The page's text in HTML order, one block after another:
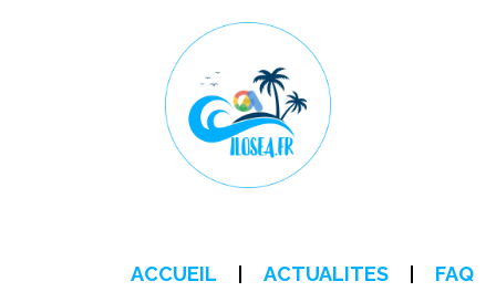
ACCUEIL ACTUALITES FAQ